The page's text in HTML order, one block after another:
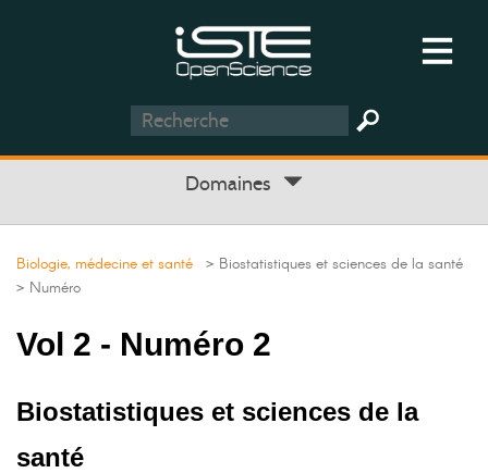
Domaines
Biologie, médecine et santé > Biostatistiques et sciences de la santé
> Numéro
Vol 2 - Numéro 2
Biostatistiques et sciences de la
santé